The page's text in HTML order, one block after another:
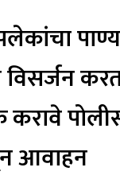
करावे
आवाहन